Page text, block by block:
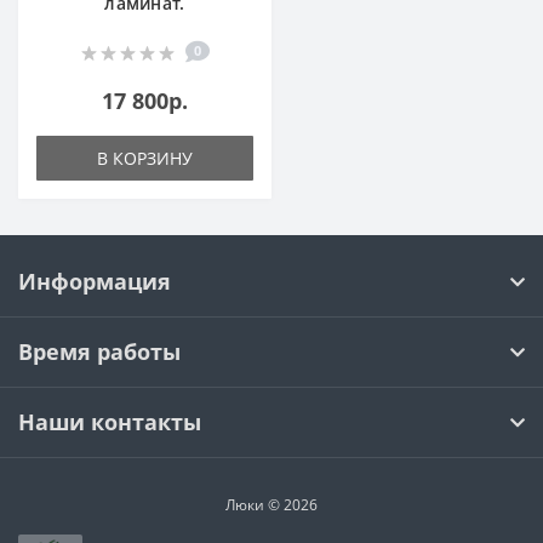
0
17 800р.
В КОРЗИНУ
Информация
Время работы
Наши контакты
Люки © 2026